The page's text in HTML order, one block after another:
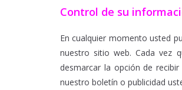
Control de su
En cualquier momento usted
nuestro sitio web. Cada vez
desmarcar la opción de
nuestro boletín o publicidad